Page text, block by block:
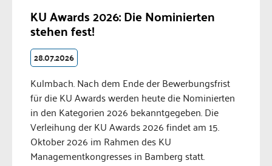
KU Awards 2026: Die Nominierten
stehen fest!
28.07.2026
Kulmbach. Nach dem Ende der Bewerbungsfrist
für die KU Awards werden heute die Nominierten
in den Kategorien 2026 bekanntgegeben. Die
Verleihung der KU Awards 2026 findet am 15.
Oktober 2026 im Rahmen des KU
Managementkongresses in Bamberg statt.